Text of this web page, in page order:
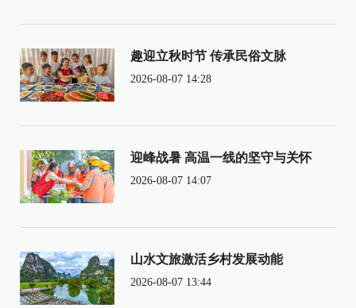
趣迎立秋时节 传承民俗文脉
2026-08-07 14:28
迎峰战暑 高温一线的坚守与关怀
2026-08-07 14:07
山水文旅激活乡村发展动能
2026-08-07 13:44